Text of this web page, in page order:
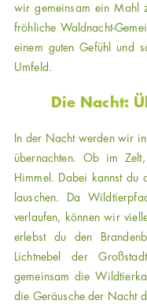
wir gemeinsam ein Mahl
fröhliche Waldnacht-
einem guten Gefühl und
Umfeld.
Die Nacht:
In der Nacht werden wir
übernachten. Ob im
Himmel. Dabei kannst du
lauschen. Da
verlaufen, können wir
erlebst du den
Lichtnebel der
gemeinsam die
die Geräusche der Nacht